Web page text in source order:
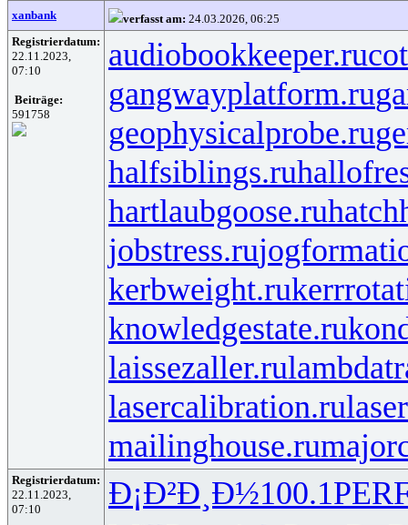
xanbank verfasst am: 24.03.2026, 06:25
Registrierdatum:
22.11.2023,
07:10
Beiträge:
591758
audiobookkeeper.ru
gangwayplatform.ru
geophysicalprobe.ru
halfsiblings.ru
hartlaubgoose.ru
jobstress.ru
kerbweight.ru
knowledgestate.ru
laissezaller.ru
lasercalibration.ru
mailinghouse.ru
Registrierdatum:
22.11.2023,
07:10
Ð¡Ð²Ð¸Ð½100.1